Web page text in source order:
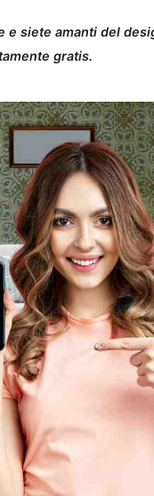
e siete amanti del
gratis.